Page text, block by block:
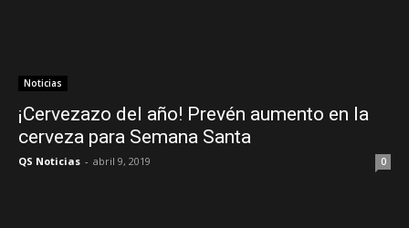
Noticias
¡Cervezazo del año! Prevén aumento en la
cerveza para Semana Santa
QS Noticias - abril 9, 2019 0